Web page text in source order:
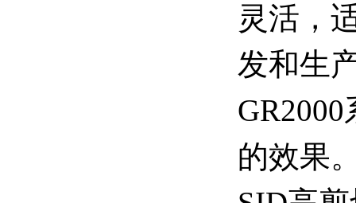
灵活，
发和生
的效果